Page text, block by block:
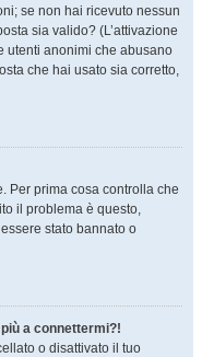
se non hai ricevuto nessun
sia valido? (L’attivazione
utenti anonimi che abusano
che hai usato sia corretto,
Per prima cosa controlla che
il problema è questo,
stato bannato o
a connettermi?!
o disattivato il tuo